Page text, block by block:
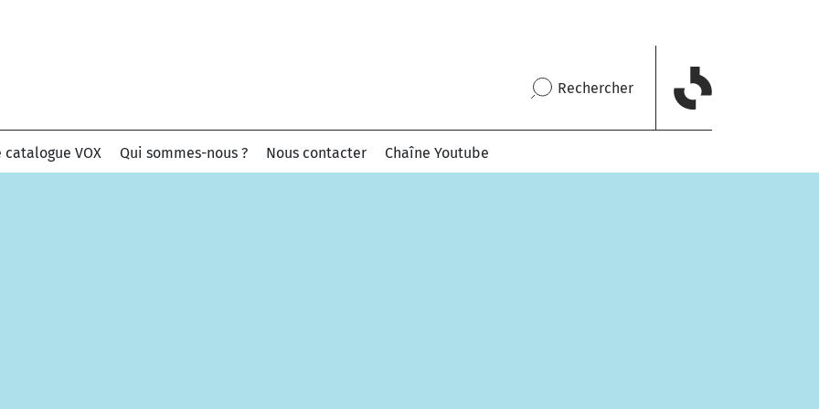
Rechercher
VOX Qui sommes-nous ? Nous contacter Chaîne Youtube